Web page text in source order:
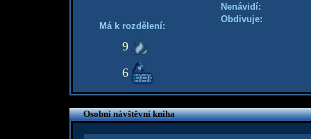
Má k rozdělení:
9
6
Nenávidí:
Obdivuje:
Osobní návštěvní kniha